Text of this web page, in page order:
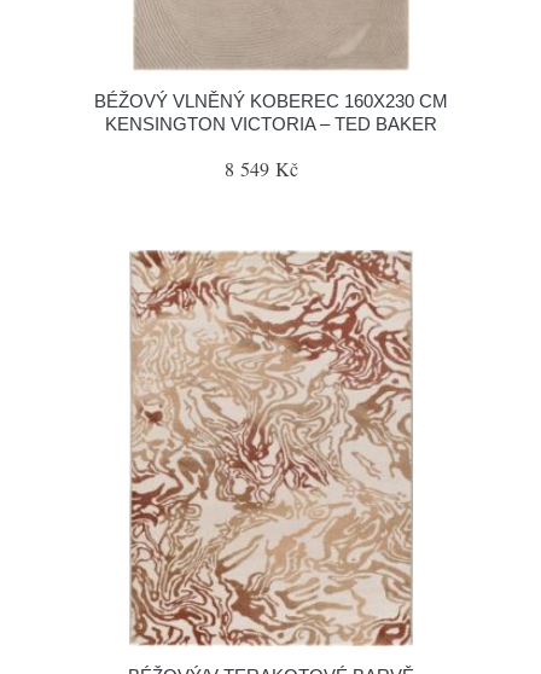
BÉŽOVÝ VLNĚNÝ KOBEREC 160X230 CM
KENSINGTON VICTORIA – TED BAKER
8 549 Kč